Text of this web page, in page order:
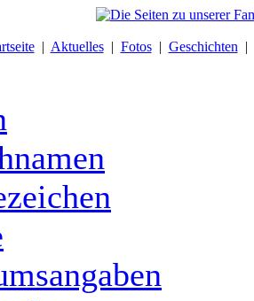
| Aktuelles| Fotos| Geschichten |